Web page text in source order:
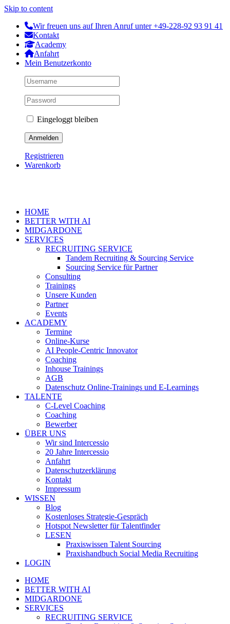
Skip to content
Wir freuen uns auf Ihren Anruf unter +49-228-92 93 91 41
Kontakt
Academy
Anfahrt
Mein Benutzerkonto
Eingeloggt bleiben
Registrieren
Warenkorb
HOME
BETTER WITH AI
MIDGARDONE
SERVICES
RECRUITING SERVICE
Tandem Recruiting & Sourcing Service
Sourcing Service für Partner
Consulting
Trainings
Unsere Kunden
Partner
Events
ACADEMY
Termine
Online-Kurse
AI People-Centric Innovator
Coaching
Inhouse Trainings
AGB
Datenschutz Online-Trainings und E-Learnings
TALENTE
C-Level Coaching
Coaching
Bewerber
ÜBER UNS
Wir sind Intercessio
20 Jahre Intercessio
Anfahrt
Datenschutzerklärung
Kontakt
Impressum
WISSEN
Blog
Kostenloses Strategie-Gespräch
Hotspot Newsletter für Talentfinder
LESEN
Praxiswissen Talent Sourcing
Praxishandbuch Social Media Recruiting
LOGIN
HOME
BETTER WITH AI
MIDGARDONE
SERVICES
RECRUITING SERVICE